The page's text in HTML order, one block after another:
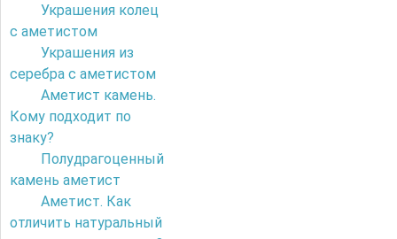
Украшения колец
с аметистом
Украшения из
серебра с аметистом
Аметист камень.
Кому подходит по
знаку?
Полудрагоценный
камень аметист
Аметист. Как
отличить натуральный